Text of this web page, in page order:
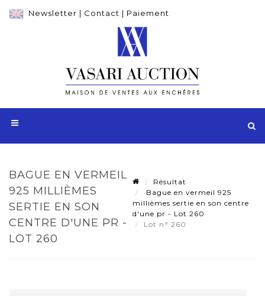
Newsletter | Contact | Paiement
BAGUE EN VERMEIL
925 MILLIÈMES
SERTIE EN SON
CENTRE D'UNE PR -
LOT 260
Résultat
Bague en vermeil 925
millièmes sertie en son centre
d'une pr - Lot 260
Lot n° 260